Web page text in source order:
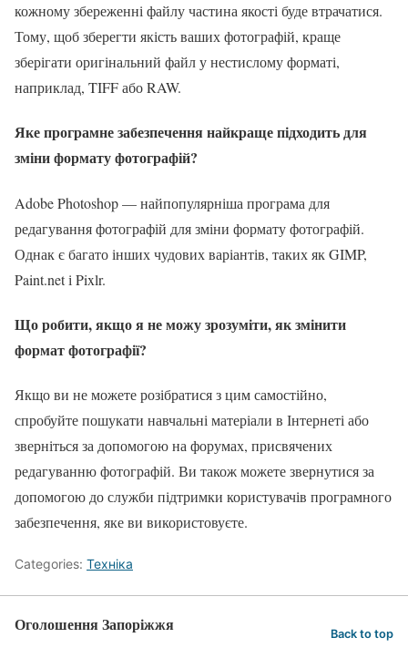
кожному збереженні файлу частина якості буде втрачатися.
Тому, щоб зберегти якість ваших фотографій, краще
зберігати оригінальний файл у нестислому форматі,
наприклад, TIFF або RAW.
Яке програмне забезпечення найкраще підходить для
зміни формату фотографій?
Adobe Photoshop — найпопулярніша програма для
редагування фотографій для зміни формату фотографій.
Однак є багато інших чудових варіантів, таких як GIMP,
Paint.net і Pixlr.
Що робити, якщо я не можу зрозуміти, як змінити
формат фотографії?
Якщо ви не можете розібратися з цим самостійно,
спробуйте пошукати навчальні матеріали в Інтернеті або
зверніться за допомогою на форумах, присвячених
редагуванню фотографій. Ви також можете звернутися за
допомогою до служби підтримки користувачів програмного
забезпечення, яке ви використовуєте.
Categories: Техніка
Оголошення Запоріжжя Back to top